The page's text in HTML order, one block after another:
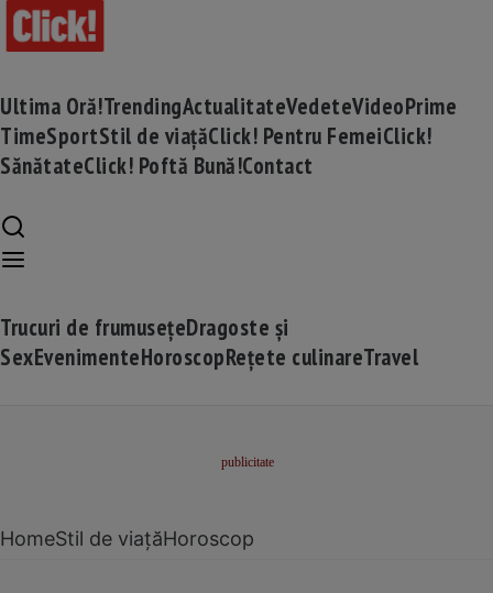
Ultima Oră!TrendingActualitateVedeteVideoPrime
TimeSportStil de viațăClick! Pentru FemeiClick!
SănătateClick! Poftă Bună!Contact
Trucuri de frumusețeDragoste și
SexEvenimenteHoroscopRețete culinareTravel
HomeStil de viațăHoroscop